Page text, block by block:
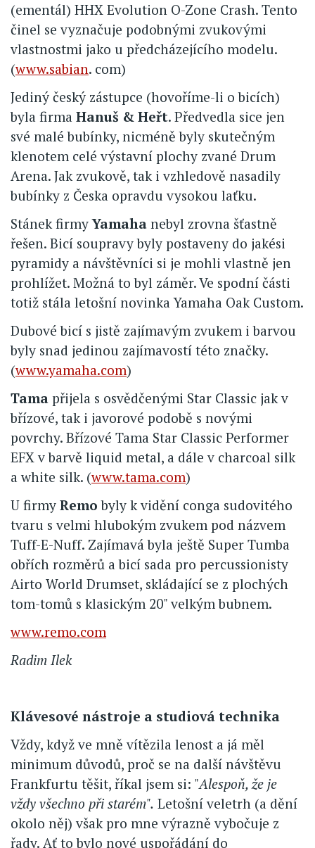
(ementál) HHX Evolution O-Zone Crash. Tento
činel se vyznačuje podobnými zvukovými
vlastnostmi jako u předcházejícího modelu.
(www.sabian. com)
Jediný český zástupce (hovoříme-li o bicích)
byla firma Hanuš & Heřt. Předvedla sice jen
své malé bubínky, nicméně byly skutečným
klenotem celé výstavní plochy zvané Drum
Arena. Jak zvukově, tak i vzhledově nasadily
bubínky z Česka opravdu vysokou laťku.
Stánek firmyYamaha nebyl zrovna šťastně
řešen. Bicí soupravy byly postaveny do jakési
pyramidy a návštěvníci si je mohli vlastně jen
prohlížet. Možná to byl záměr. Ve spodní části
totiž stála letošní novinka Yamaha Oak Custom.
Dubové bicí s jistě zajímavým zvukem i barvou
byly snad jedinou zajímavostí této značky.
(www.yamaha.com)
Tama přijela s osvědčenými Star Classic jak v
břízové, tak i javorové podobě s novými
povrchy. Břízové Tama Star Classic Performer
EFX v barvě liquid metal, a dále v charcoal silk
a white silk. (www.tama.com)
U firmy Remo byly k vidění conga sudovitého
tvaru s velmi hlubokým zvukem pod názvem
Tuff-E-Nuff. Zajímavá byla ještě Super Tumba
obřích rozměrů a bicí sada pro percussionisty
Airto World Drumset, skládající se z plochých
tom-tomů s klasickým 20" velkým bubnem.
www.remo.com
Radim Ilek
Klávesové nástroje a studiová technika
Vždy, když ve mně vítězila lenost a já měl
minimum důvodů, proč se na další návštěvu
Frankfurtu těšit, říkal jsem si: "Alespoň, že je
vždy všechno při starém". Letošní veletrh (a dění
okolo něj) však pro mne výrazně vybočuje z
řady. Ať to bylo nové uspořádání do